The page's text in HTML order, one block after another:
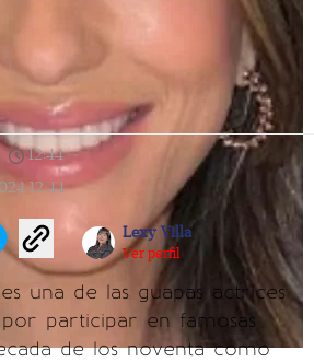
12:44 |
12:44
Lexy Villa
Ver perfil
es una de las guapas actrices
participar en famosas
de los noventa como